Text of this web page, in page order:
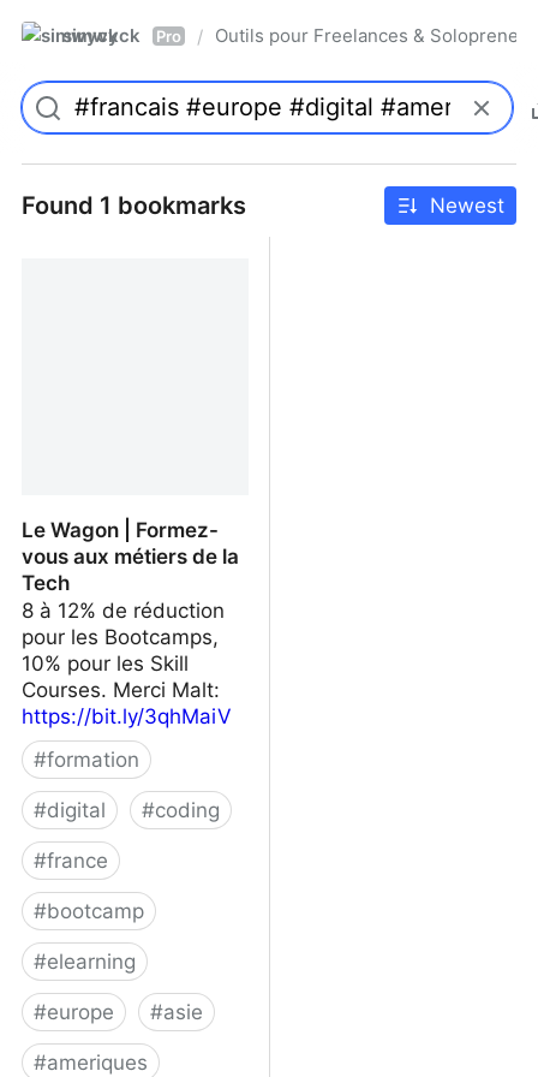
simwyck Pro / Outils pour Freelances &
Found 1 bookmarks Newest
Le Wagon | Formez-
vous aux métiers de la
Tech
8 à 12% de réduction
pour les Bootcamps,
10% pour les Skill
Courses. Merci Malt:
https://bit.ly/3qhMaiV
#formation
#digital #coding
#france
#bootcamp
#elearning
#europe #asie
#ameriques